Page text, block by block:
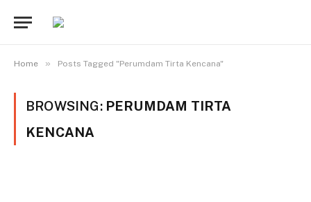
Home » Posts Tagged "Perumdam Tirta Kencana"
BROWSING: PERUMDAM TIRTA
KENCANA